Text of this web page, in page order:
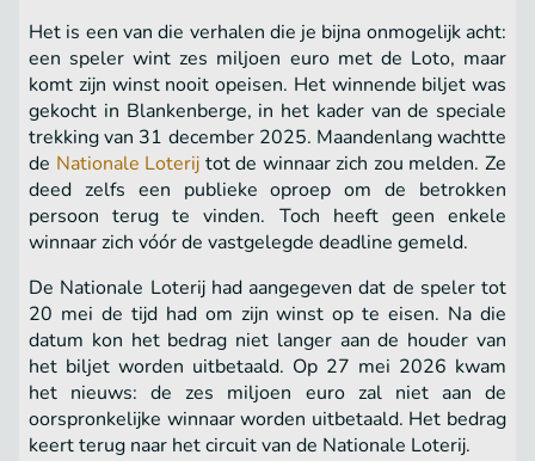
Het is een van die verhalen die je bijna onmogelijk acht:
een speler wint zes miljoen euro met de Loto, maar
komt zijn winst nooit opeisen. Het winnende biljet was
gekocht in Blankenberge, in het kader van de speciale
trekking van 31 december 2025. Maandenlang wachtte
de Nationale Loterij tot de winnaar zich zou melden. Ze
deed zelfs een publieke oproep om de betrokken
persoon terug te vinden. Toch heeft geen enkele
winnaar zich vóór de vastgelegde deadline gemeld.
De Nationale Loterij had aangegeven dat de speler tot
20 mei de tijd had om zijn winst op te eisen. Na die
datum kon het bedrag niet langer aan de houder van
het biljet worden uitbetaald. Op 27 mei 2026 kwam
het nieuws: de zes miljoen euro zal niet aan de
oorspronkelijke winnaar worden uitbetaald. Het bedrag
keert terug naar het circuit van de Nationale Loterij.